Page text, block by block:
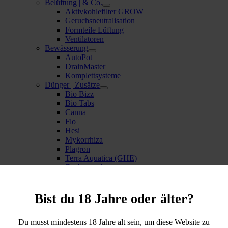
Bist du 18 Jahre oder älter?
Du musst mindestens 18 Jahre alt sein, um diese Website zu
Belüftung | & Co.
Aktivkohlefilter GROW
Geruchsneutralisation
Formteile Lüftung
Ventilatoren
Bewässerung
AutoPot
DrainMaster
Komplettsysteme
Dünger | Zusätze
Bio Bizz
Bio Tabs
Canna
Flo
Hesi
Mykorrhiza
Plagron
Terra Aquatica (GHE)
Zauberstaub
Plagron
Gartenbedarf
Temperatur & Co.